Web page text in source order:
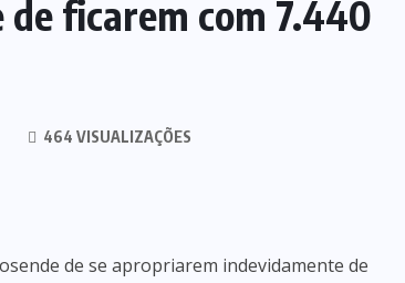
de ficarem com 7.440
464 VISUALIZAÇÕES
de se apropriarem indevidamente de